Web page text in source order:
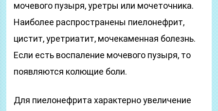
мочевого пузыря, уретры или мочеточника.
Наиболее распространены пиелонефрит,
цистит, уретриатит, мочекаменная болезнь.
Если есть воспаление мочевого пузыря, то
появляются колющие боли.
Для пиелонефрита характерно увеличение